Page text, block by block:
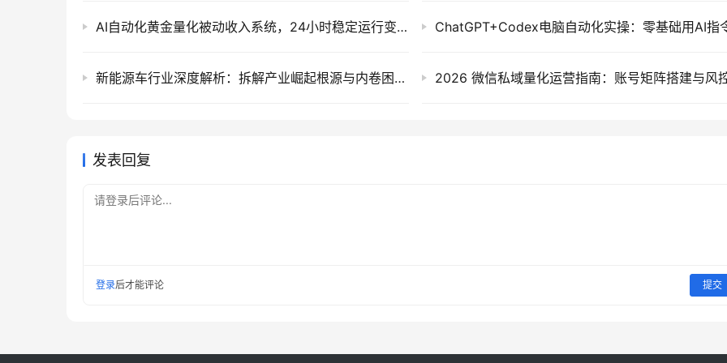
AI自动化黄金量化被动收入系统，24小时稳定运行变现2W+，新手零门槛实操指南
新能源车行业深度解析：拆解产业崛起根源与内卷困局，透视海外贸易争端下的机遇风险
发表回复
请登录后评论...
登录后才能评论 提交